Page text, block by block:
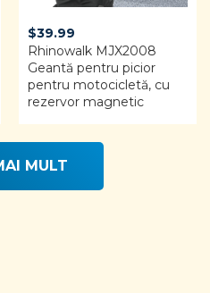
$39.99
Rhinowalk MJX2008
Geantă pentru picior
pentru motocicletă, cu
rezervor magnetic
MULT